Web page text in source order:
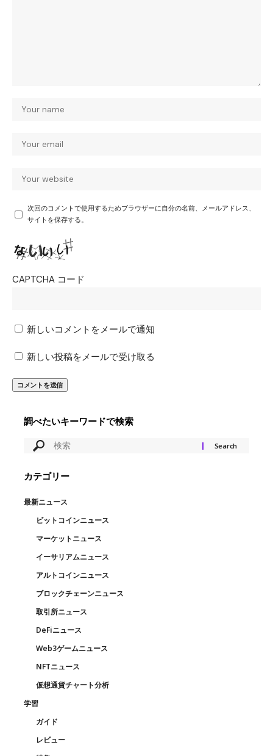
次回のコメントで使用するためブラウザーに自分の名前、メールアドレス、
サイトを保存する。
CAPTCHA コード
新しいコメントをメールで通知
新しい投稿をメールで受け取る
調べたいキーワードで検索
カテゴリー
最新ニュース
ビットコインニュース
マーケットニュース
イーサリアムニュース
アルトコインニュース
ブロックチェーンニュース
取引所ニュース
DeFiニュース
Web3ゲームニュース
NFTニュース
仮想通貨チャート分析
学習
ガイド
レビュー